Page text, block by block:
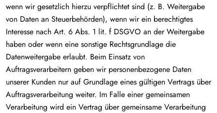
wenn wir gesetzlich hierzu verpflichtet sind (z. B. Weitergabe
von Daten an Steuerbehörden), wenn wir ein berechtigtes
Interesse nach Art. 6 Abs. 1 lit. f DSGVO an der Weitergabe
haben oder wenn eine sonstige Rechtsgrundlage die
Datenweitergabe erlaubt. Beim Einsatz von
Auftragsverarbeitern geben wir personenbezogene Daten
unserer Kunden nur auf Grundlage eines gültigen Vertrags über
Auftragsverarbeitung weiter. Im Falle einer gemeinsamen
Verarbeitung wird ein Vertrag über gemeinsame Verarbeitung